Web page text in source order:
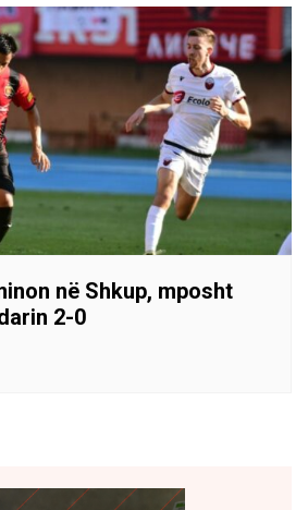
në Shkup, mposht
2-0